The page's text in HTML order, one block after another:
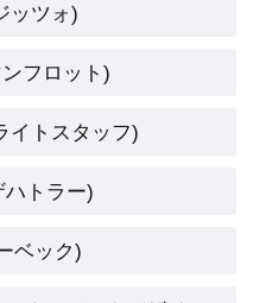
ッツォ)
フロット)
イトスタッフ)
トラー)
ベック)